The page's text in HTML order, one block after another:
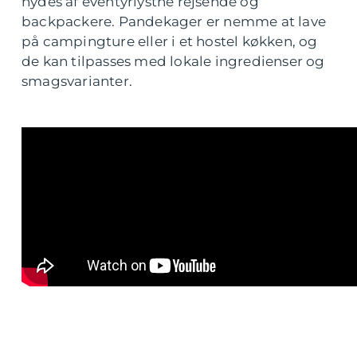
backpackere. Pandekager er nemme at lave
på campingture eller i et hostel køkken, og
de kan tilpasses med lokale ingredienser og
smagsvarianter.